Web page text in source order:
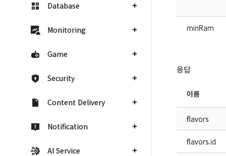
Database
Monitoring
Game
Security
Content Delivery
Notification
AI Service
minRam
응답
이름
flavors
flavors.id